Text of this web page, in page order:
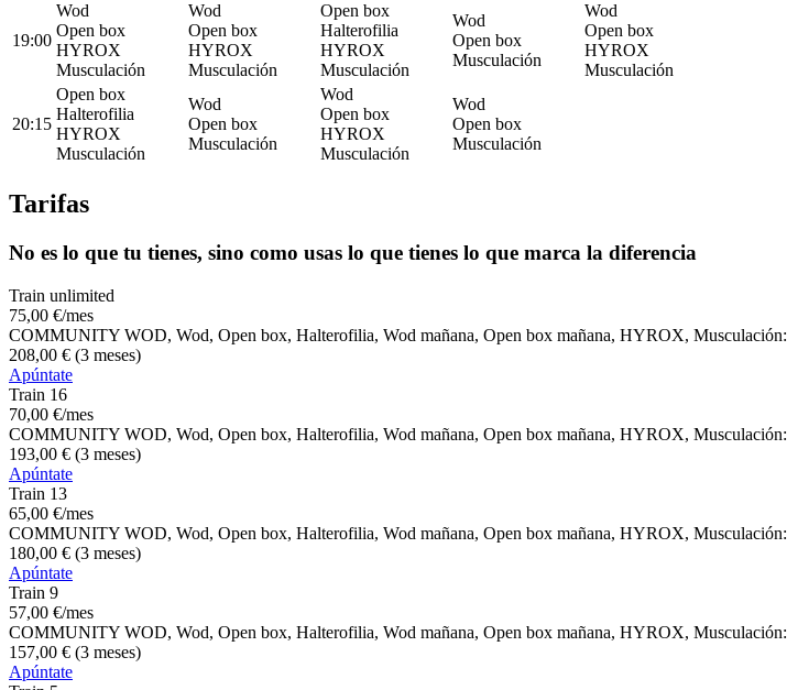
19:00
Wod
Open box
HYROX
Musculación
Wod
Open box
HYROX
Musculación
Open box
Halterofilia
HYROX
Musculación
Wod
Open box
Musculación
Wod
Open box
HYROX
Musculación
20:15
Open box
Halterofilia
HYROX
Musculación
Wod
Open box
Musculación
Wod
Open box
HYROX
Musculación
Wod
Open box
Musculación
Tarifas
No es lo que tu tienes, sino como usas lo que tienes lo que marca la diferencia
Train unlimited
75,00 €/mes
COMMUNITY WOD, Wod, Open box, Halterofilia, Wod mañana, Open box mañana, HYROX, Musculación:
208,00 € (3 meses)
Apúntate
Train 16
70,00 €/mes
COMMUNITY WOD, Wod, Open box, Halterofilia, Wod mañana, Open box mañana, HYROX, Musculación:
193,00 € (3 meses)
Apúntate
Train 13
65,00 €/mes
COMMUNITY WOD, Wod, Open box, Halterofilia, Wod mañana, Open box mañana, HYROX, Musculación:
180,00 € (3 meses)
Apúntate
Train 9
57,00 €/mes
COMMUNITY WOD, Wod, Open box, Halterofilia, Wod mañana, Open box mañana, HYROX, Musculación:
157,00 € (3 meses)
Apúntate